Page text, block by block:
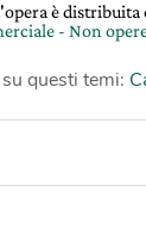
è distribuita
- Non
questi temi: